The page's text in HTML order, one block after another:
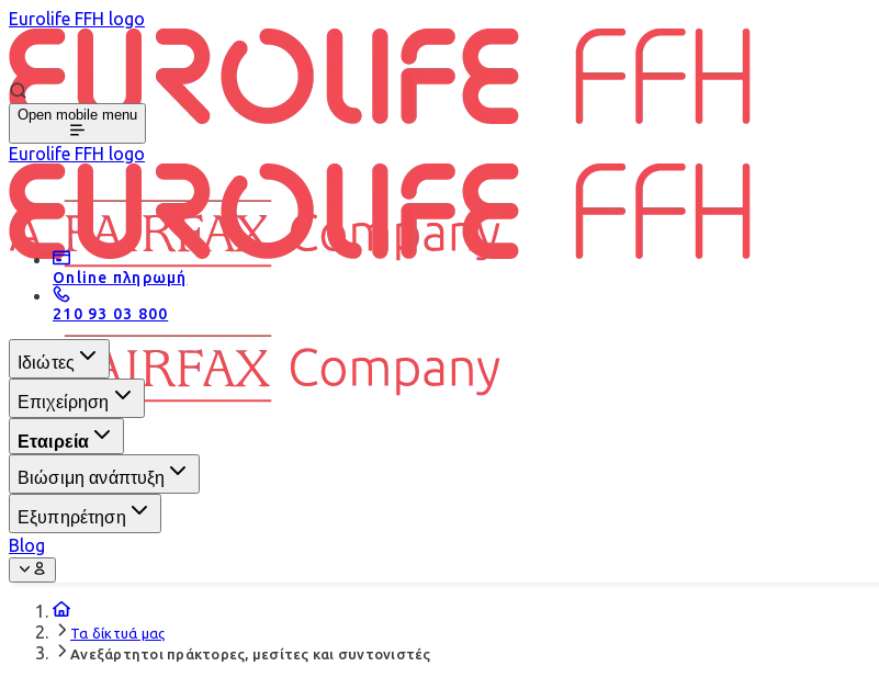
Eurolife FFH logo
Open mobile menu
Eurolife FFH logo
Online πληρωμή
210 93 03 800
Ιδιώτες
Επιχείρηση
Εταιρεία
Βιώσιμη ανάπτυξη
Εξυπηρέτηση
Blog
Τα δίκτυά μας
Ανεξάρτητοι πράκτορες, μεσίτες και συντονιστές